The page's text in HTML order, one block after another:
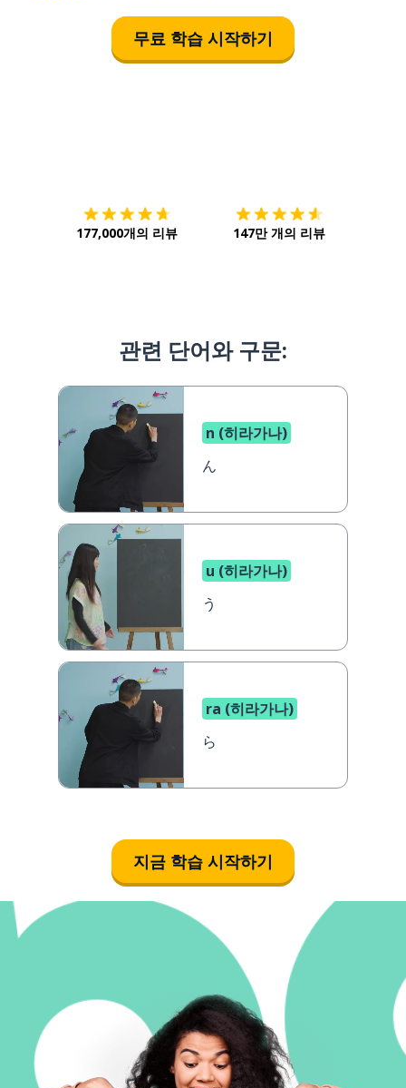
무료 학습 시작하기
177,000개의 리뷰 147만 개의 리뷰
관련 단어와 구문:
n (히라가나)
ん
u (히라가나)
う
ra (히라가나)
ら
지금 학습 시작하기